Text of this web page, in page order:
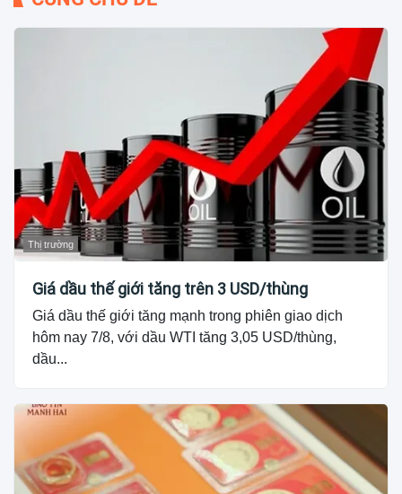
Thị trường
Giá dầu thế giới tăng trên 3 USD/thùng
Giá dầu thế giới tăng mạnh trong phiên giao dịch
hôm nay 7/8, với dầu WTI tăng 3,05 USD/thùng,
dầu...